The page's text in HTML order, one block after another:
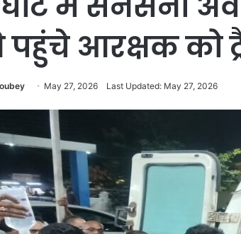
आरक्षक को
May 27, 2026 Last Updated: May 27, 2026